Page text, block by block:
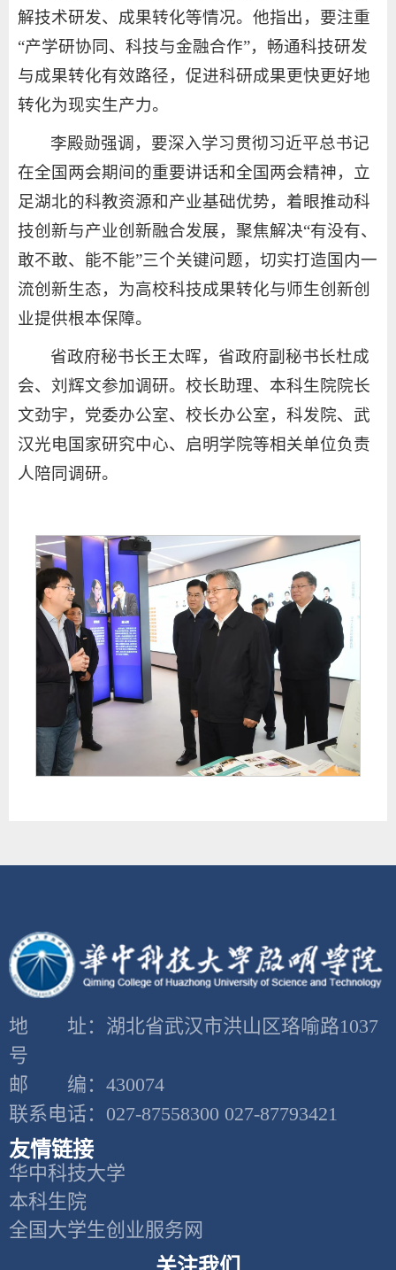
解技术研发、成果转化等情况。他指出，要注重
“产学研协同、科技与金融合作”，畅通科技研发
与成果转化有效路径，促进科研成果更快更好地
转化为现实生产力。
李殿勋强调，要深入学习贯彻习近平总书记
在全国两会期间的重要讲话和全国两会精神，立
足湖北的科教资源和产业基础优势，着眼推动科
技创新与产业创新融合发展，聚焦解决“有没有、
敢不敢、能不能”三个关键问题，切实打造国内一
流创新生态，为高校科技成果转化与师生创新创
业提供根本保障。
省政府秘书长王太晖，省政府副秘书长杜成
会、刘辉文参加调研。 校长助理、本科生院院长
文劲宇，党委办公室、校长办公室，科发院、武
汉光电国家研究中心、启明学院等相关单位负责
人陪同调研。
地 址：湖北省武汉市洪山区珞喻路1037
号
邮 编：430074
联系电话：027-87558300 027-87793421
友情链接
华中科技大学
本科生院
全国大学生创业服务网